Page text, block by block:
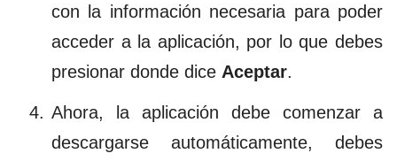
con la información necesaria para poder
acceder a la aplicación, por lo que debes
presionar donde dice Aceptar.
Ahora, la aplicación debe comenzar a
descargarse automáticamente, debes